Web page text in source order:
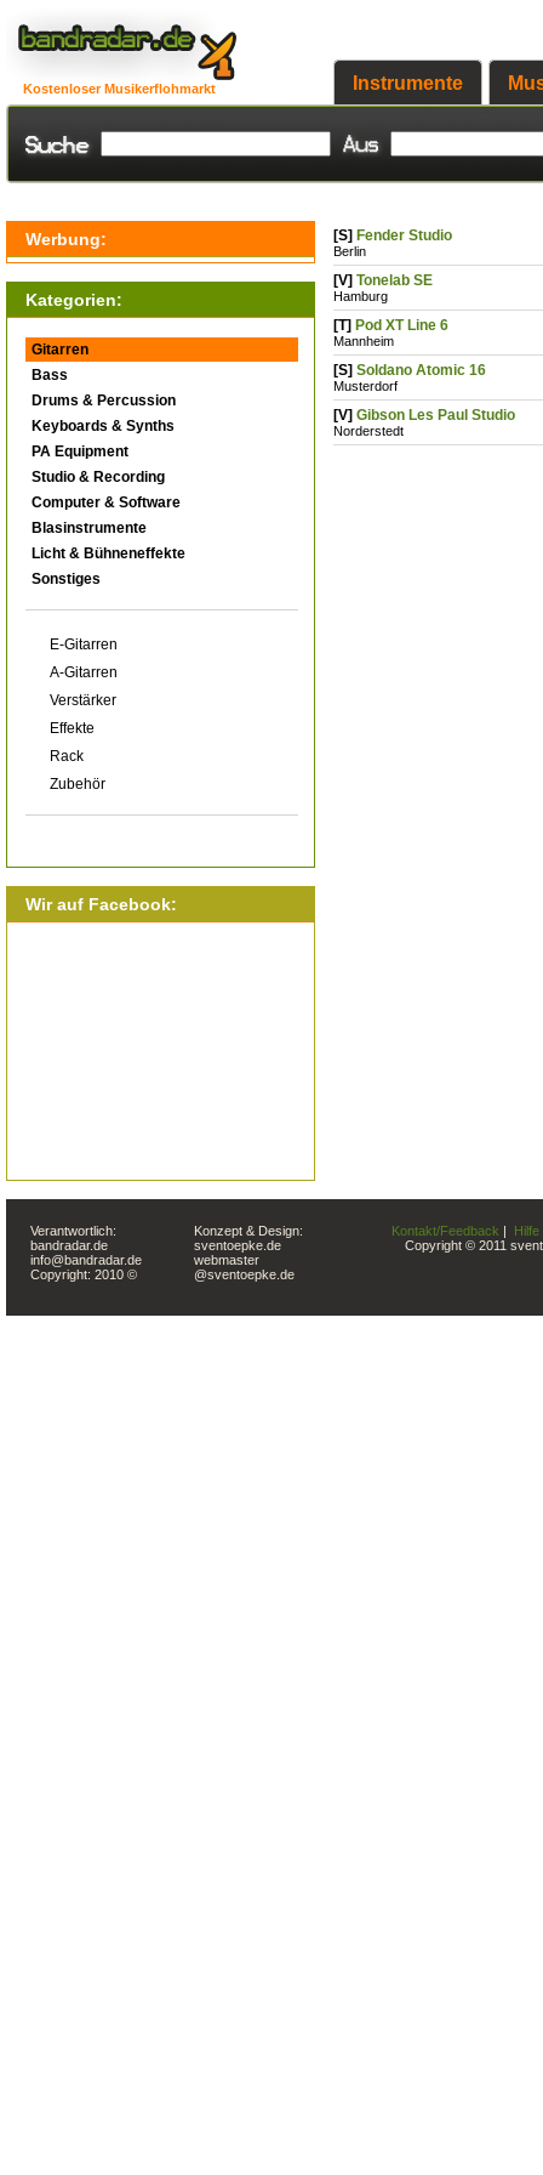
Kostenloser Musikerflohmarkt Instrumente
[S] Fender Studio
Berlin
[V] Tonelab SE
Hamburg
[T] Pod XT Line 6
Mannheim
[S] Soldano Atomic 16
Musterdorf
[V] Gibson Les Paul Studio
Norderstedt
Werbung:
Kategorien:
Gitarren
Bass
Drums & Percussion
Keyboards & Synths
PA Equipment
Studio & Recording
Computer & Software
Blasinstrumente
Licht & Bühneneffekte
Sonstiges
E-Gitarren
A-Gitarren
Verstärker
Effekte
Rack
Zubehör
Wir auf Facebook:
Verantwortlich:
bandradar.de
info@bandradar.de
Copyright: 2010 ©
Konzept & Design:
sventoepke.de
webmaster
@sventoepke.de
Kontakt/Feedback | Hilfe
Copyright © 2011